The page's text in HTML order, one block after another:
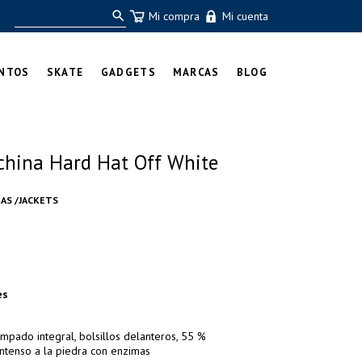
Mi compra Mi cuenta
SKATE GADGETS MARCAS BLOG
Hard Hat Off White
/JACKETS
integral, bolsillos delanteros, 55 %
a la piedra con enzimas